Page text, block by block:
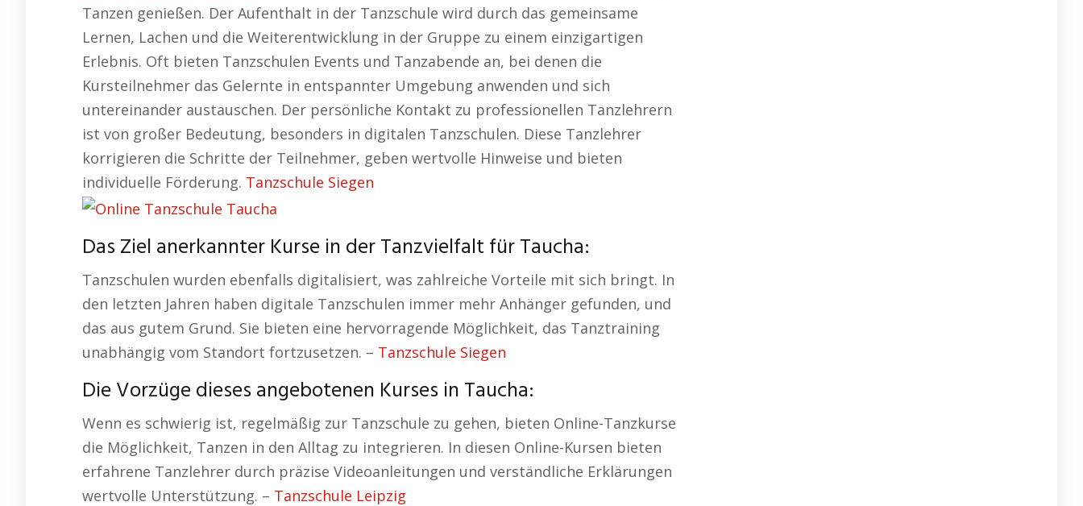
Tanzen genießen. Der Aufenthalt in der Tanzschule wird durch das gemeinsame
Lernen, Lachen und die Weiterentwicklung in der Gruppe zu einem einzigartigen
Erlebnis. Oft bieten Tanzschulen Events und Tanzabende an, bei denen die
Kursteilnehmer das Gelernte in entspannter Umgebung anwenden und sich
untereinander austauschen. Der persönliche Kontakt zu professionellen Tanzlehrern
ist von großer Bedeutung, besonders in digitalen Tanzschulen. Diese Tanzlehrer
korrigieren die Schritte der Teilnehmer, geben wertvolle Hinweise und bieten
individuelle Förderung. Tanzschule Siegen
Das Ziel anerkannter Kurse in der Tanzvielfalt für Taucha:
Tanzschulen wurden ebenfalls digitalisiert, was zahlreiche Vorteile mit sich bringt. In
den letzten Jahren haben digitale Tanzschulen immer mehr Anhänger gefunden, und
das aus gutem Grund. Sie bieten eine hervorragende Möglichkeit, das Tanztraining
unabhängig vom Standort fortzusetzen. – Tanzschule Siegen
Die Vorzüge dieses angebotenen Kurses in Taucha:
Wenn es schwierig ist, regelmäßig zur Tanzschule zu gehen, bieten Online-Tanzkurse
die Möglichkeit, Tanzen in den Alltag zu integrieren. In diesen Online-Kursen bieten
erfahrene Tanzlehrer durch präzise Videoanleitungen und verständliche Erklärungen
wertvolle Unterstützung. – Tanzschule Leipzig